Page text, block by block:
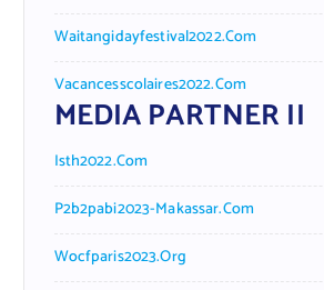
Waitangidayfestival2022.com
Vacancesscolaires2022.com
MEDIA PARTNER II
Isth2022.com
P2b2pabi2023-Makassar.com
Wocfparis2023.org